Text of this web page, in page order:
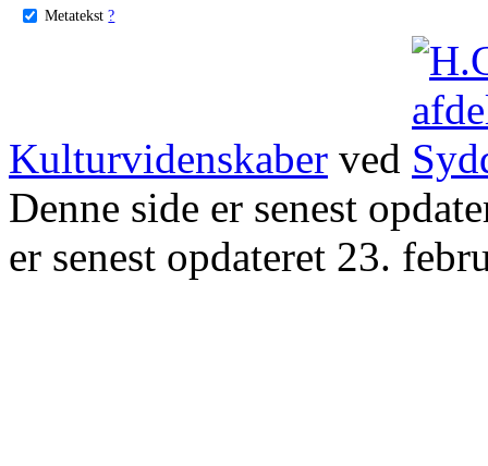
Metatekst ?
Kulturvidenskaber ved
Denne side er senest
er senest opdateret 23.